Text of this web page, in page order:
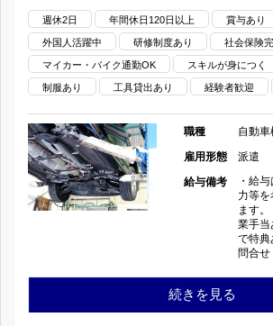
検
査
員】
国
ー
週休2日 年間休日120日以上 賞与あり
外国人活躍中 研修制度あり 社会保険
マイカー・バイク通勤OK スキルが身につく
制服あり 工具貸出あり 経験者歓迎
職種
自動車
雇用形態
派遣
給与備考
・給
力等を
ます
業手当
で特
問合せ
【宇
続きを見る